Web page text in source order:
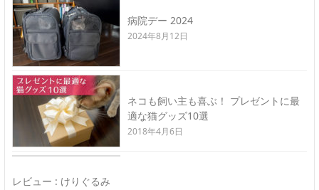
病院デー 2024
2024年8月12日
ネコも飼い主も喜ぶ！ プレゼントに最
適な猫グッズ10選
2018年4月6日
レビュー : けりぐるみ